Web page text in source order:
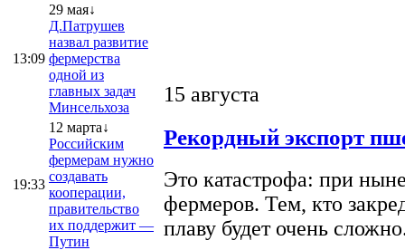
13:09
29 мая↓
Д.Патрушев
назвал развитие
фермерства
одной из
главных задач
Минсельхоза
19:33
12 марта↓
Российским
фермерам нужно
создавать
кооперации,
правительство
их поддержит —
Путин
15 августа
Рекордный экспорт
Это катастрофа: при
фермеров. Тем, кто
плаву будет очень